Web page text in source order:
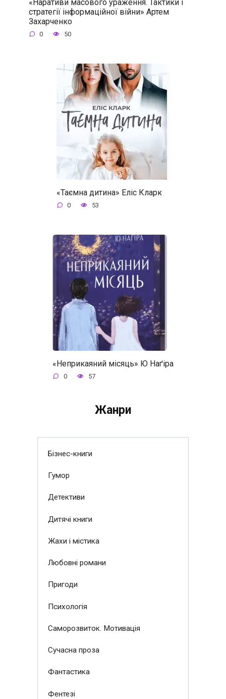
«Наративи масового ураження. Тактики і
стратегії інформаційної війни» Артем
Захарченко
0 50
«Таємна дитина» Еліс Кларк
0 53
«Неприкаяний місяць» Ю Наґіра
0 57
Жанри
Бізнес-книги
Гумор
Детективи
Дитячі книги
Жахи і містика
Любовні романи
Пригоди
Психологія
Саморозвиток. Мотивація
Сучасна проза
Фантастика
Фентезі